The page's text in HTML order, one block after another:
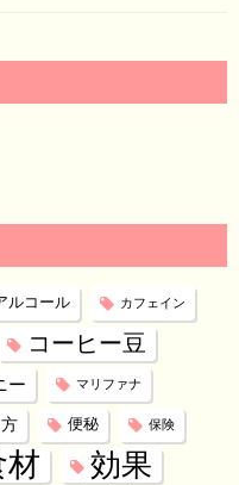
ルコール カフェイン
コーヒー豆
ー マリファナ
便秘 保険
材 効果